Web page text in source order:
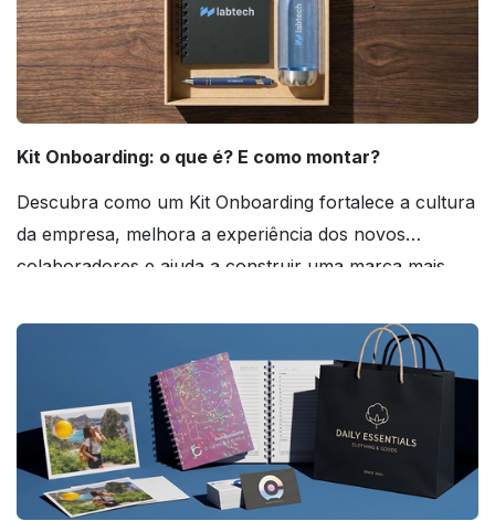
Kit Onboarding: o que é? E como montar?
Descubra como um Kit Onboarding fortalece a cultura
da empresa, melhora a experiência dos novos
colaboradores e ajuda a construir uma marca mais